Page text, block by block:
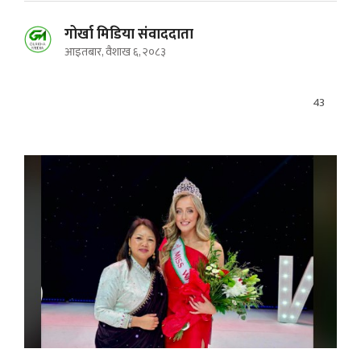
गोर्खा मिडिया संवाददाता
आइतबार, वैशाख ६, २०८३
43